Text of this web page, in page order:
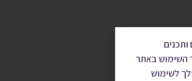
השימוש באתר
לשימוש